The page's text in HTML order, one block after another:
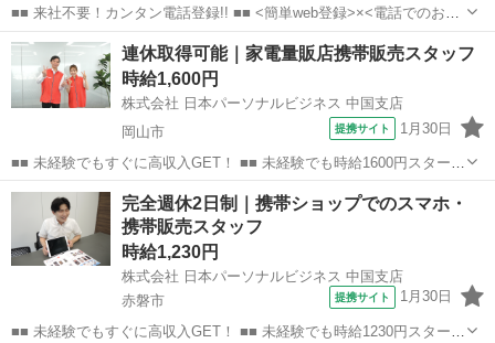
■■ 来社不要！カンタン電話登録!! ■■ <簡単web登録>×<電話でのお仕
事紹介> で、来社なくお仕事探しが可能です♪ 基本情報を入力したら
電話で希望を伝えるだけでOK★ 営業、ラウンダー、事務のお仕事も
あります♪ ご希...
岡山 岡山市 店長
連休取得可能｜家電量販店携帯販売スタッフ
時給1,600円
株式会社 日本パーソナルビジネス 中国支店
岡山市
提携サイト 1月30日
■■ 未経験でもすぐに高収入GET！ ■■ 未経験でも時給1600円スタート
なので、すぐに高収入!! 社員登用制度もあるので、ゆくゆくは社員に
なんてキャリアアップも目指せます!! ■■ 来社不要！カンタン電話登
録!! ■■...
岡山 岡山市 店長
完全週休2日制｜携帯ショップでのスマホ・
携帯販売スタッフ
時給1,230円
株式会社 日本パーソナルビジネス 中国支店
赤磐市
提携サイト 1月30日
■■ 未経験でもすぐに高収入GET！ ■■ 未経験でも時給1230円スタート